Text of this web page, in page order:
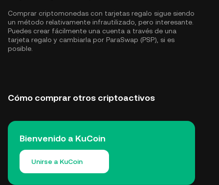
Comprar criptomonedas con tarjetas regalo sigue siendo
un método relativamente infrautilizado, pero interesante.
Puedes crear fácilmente una cuenta a través de una
tarjeta regalo y cambiarla por ParaSwap (PSP), si es
posible.
Cómo comprar otros criptoactivos
Bienvenido a KuCoin
Unirse a KuCoin